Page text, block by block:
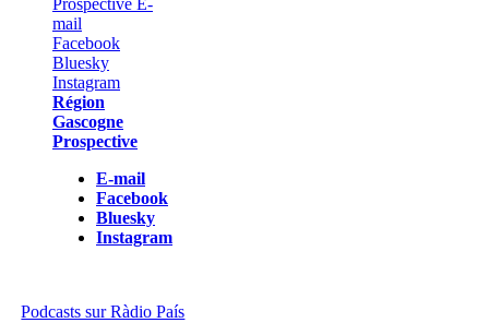
Région
Gascogne
Prospective
E-mail
Facebook
Bluesky
Instagram
Podcasts sur Ràdio País